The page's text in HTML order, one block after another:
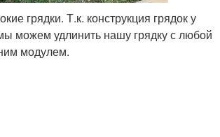
грядки. Т.к. конструкция грядок у
можем удлинить нашу грядку с любой
модулем.